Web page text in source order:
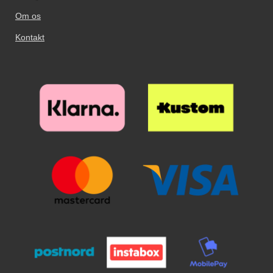
Om os
Kontakt